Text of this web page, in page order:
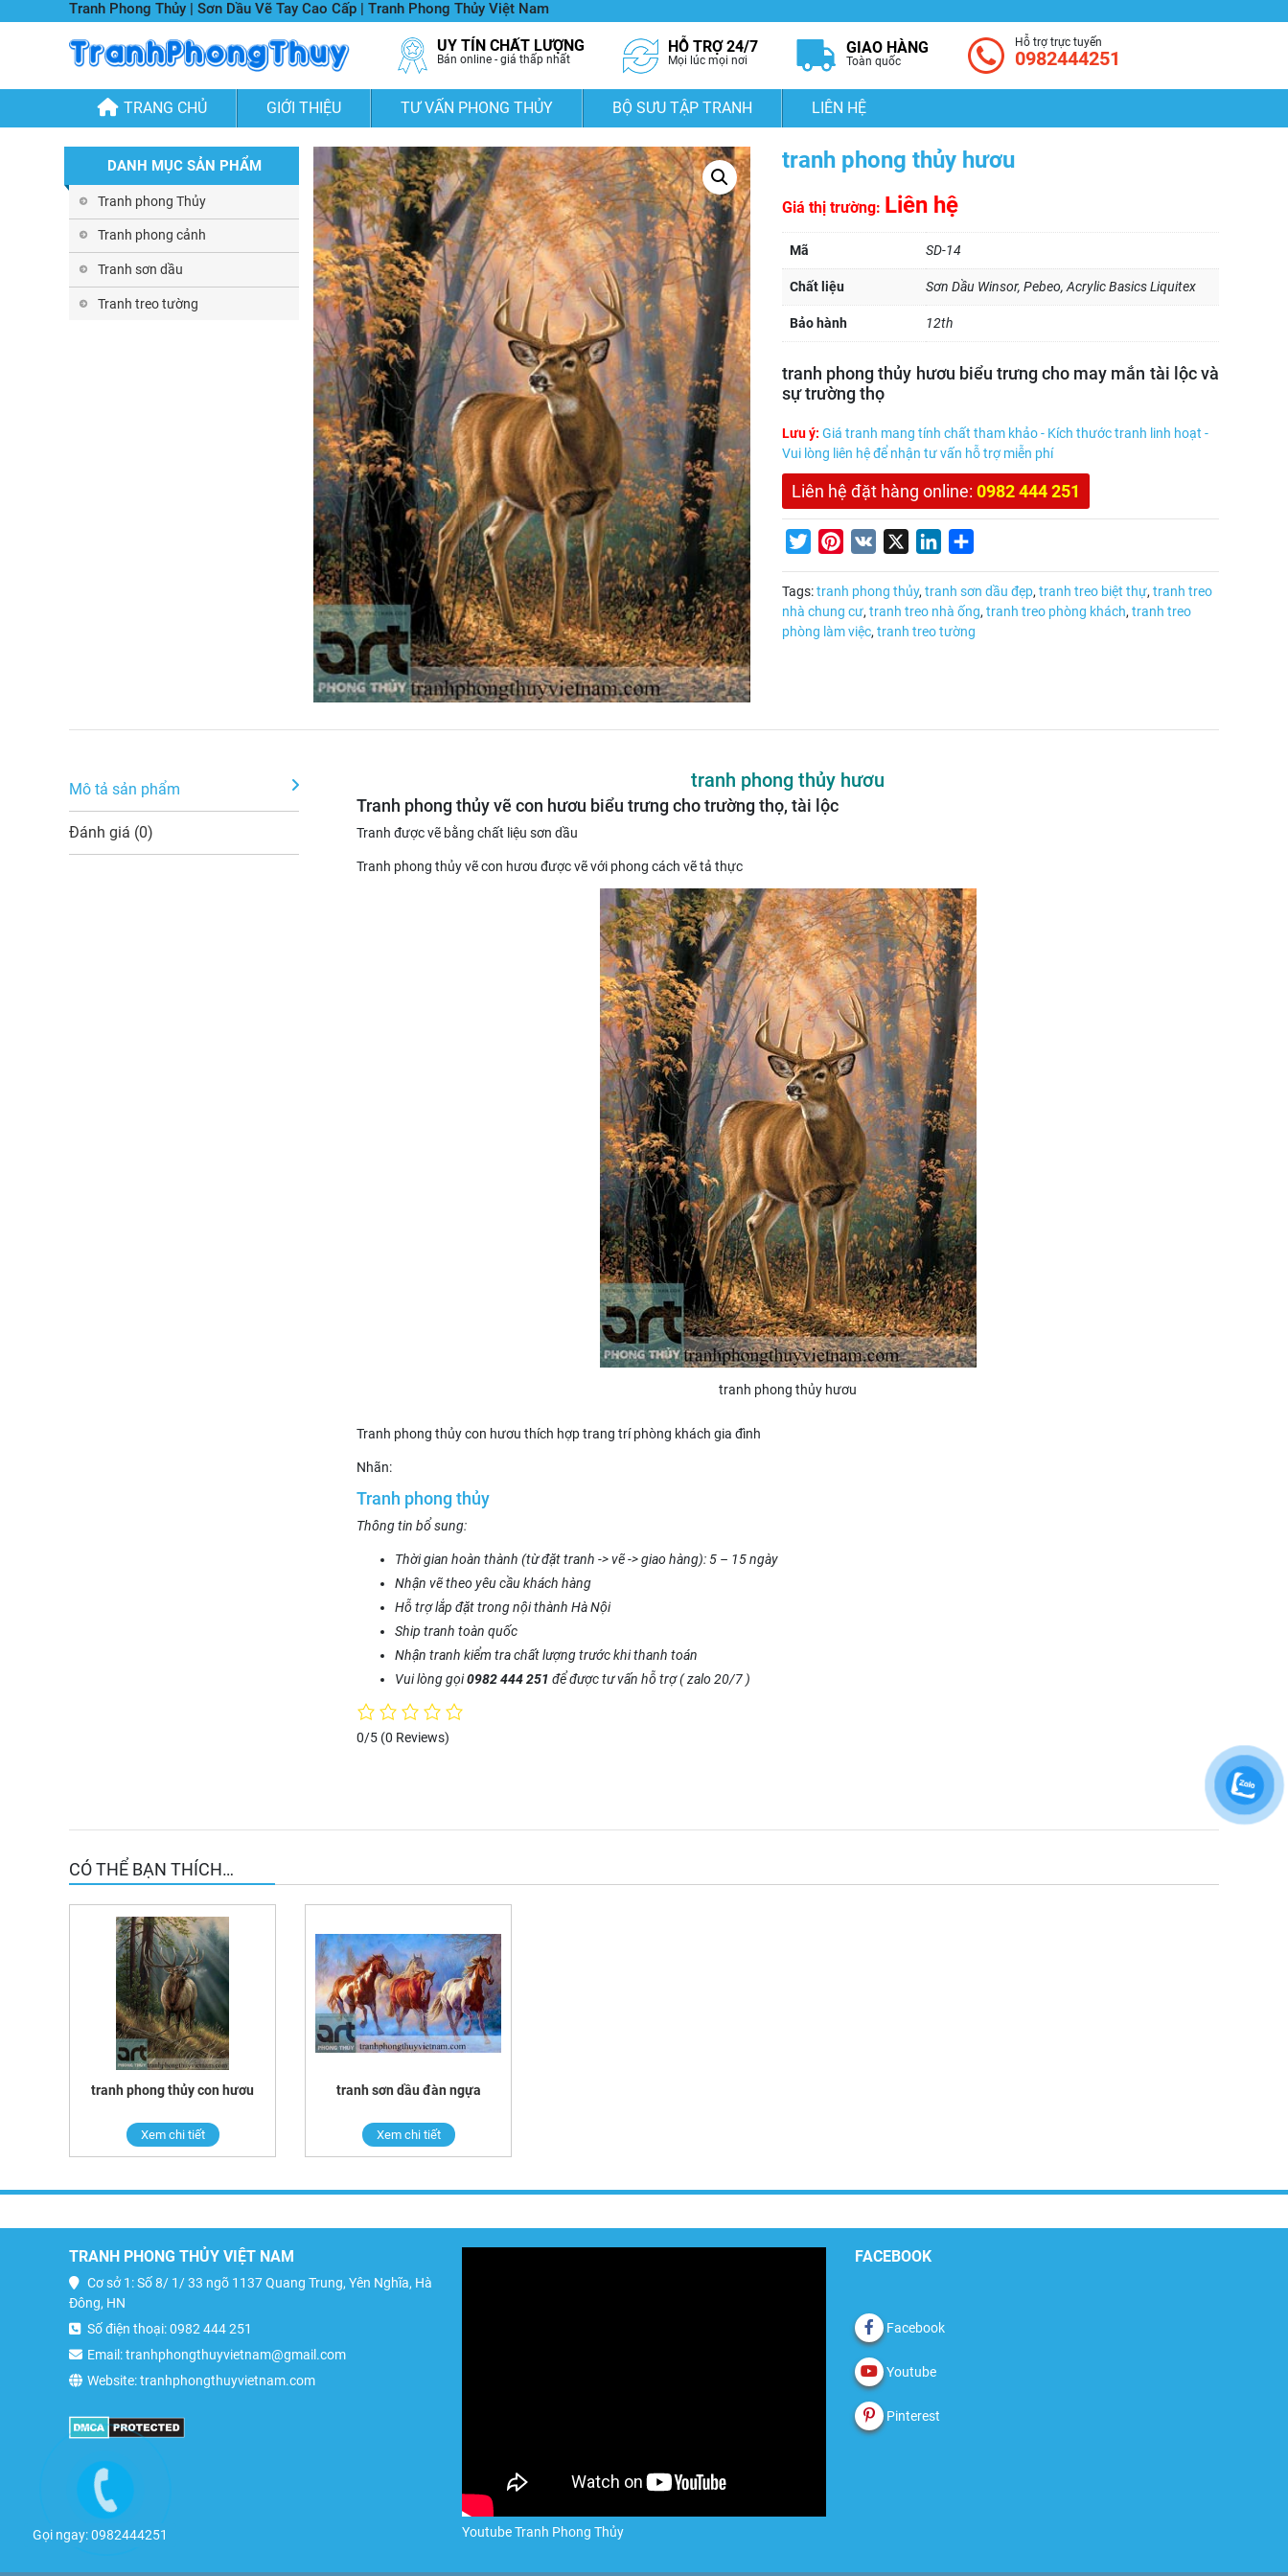
Tranh Phong Thủy | Sơn Dầu Vẽ Tay Cao Cấp | Tranh Phong Thủy Việt Nam
UY TÍN CHẤT LƯỢNG
Bán online - giá thấp nhất
HỖ TRỢ 24/7
Mọi lúc mọi nơi
GIAO HÀNG
Toàn quốc
Hỗ trợ trực tuyến
0982444251
TRANG CHỦ GIỚI THIỆU TƯ VẤN PHONG THỦY BỘ SƯU TẬP TRANH LIÊN HỆ
DANH MỤC SẢN PHẨM
Tranh phong Thủy
Tranh phong cảnh
Tranh sơn dầu
Tranh treo tường
tranh phong thủy hươu
Giá thị trường: Liên hệ
Mã SD-14
Chất liệu Sơn Dầu Winsor, Pebeo, Acrylic Basics Liquitex
Bảo hành 12th
tranh phong thủy hươu biểu trưng cho may mắn tài lộc và
sự trường thọ
Lưu ý: Giá tranh mang tính chất tham khảo - Kích thước tranh linh hoạt -
Vui lòng liên hệ để nhận tư vấn hỗ trợ miễn phí
Liên hệ đặt hàng online: 0982 444 251
TwitterPinterest
VK LinkedIn
Tags:tranh phong thủy, tranh sơn dầu đẹp, tranh treo biệt thự, tranh treo
nhà chung cư, tranh treo nhà ống, tranh treo phòng khách, tranh treo
phòng làm việc, tranh treo tường
Mô tả sản phẩm
Đánh giá (0)
tranh phong thủy hươu
Tranh phong thủy vẽ con hươu biểu trưng cho trường thọ, tài lộc
Tranh được vẽ bằng chất liệu sơn dầu
Tranh phong thủy vẽ con hươu được vẽ với phong cách vẽ tả thực
tranh phong thủy hươu
Tranh phong thủy con hươu thích hợp trang trí phòng khách gia đình
Nhãn:
Tranh phong thủy
Thông tin bổ sung:
Thời gian hoàn thành (từ đặt tranh -> vẽ -> giao hàng): 5 – 15 ngày
Nhận vẽ theo yêu cầu khách hàng
Hỗ trợ lắp đặt trong nội thành Hà Nội
Ship tranh toàn quốc
Nhận tranh kiểm tra chất lượng trước khi thanh toán
Vui lòng gọi0982 444 251 để được tư vấn hỗ trợ ( zalo 20/7 )
0/5 (0 Reviews)
CÓ THỂ BẠN THÍCH…
tranh phong thủy con hươu
Xem chi tiết
tranh sơn dầu đàn ngựa
Xem chi tiết
TRANH PHONG THỦY VIỆT NAM
Cơ sở 1: Số 8/ 1/ 33 ngõ 1137 Quang Trung, Yên Nghĩa, Hà
Đông, HN
Số điện thoại: 0982 444 251
Email: tranhphongthuyvietnam@gmail.com
Website: tranhphongthuyvietnam.com
Youtube Tranh Phong Thủy
FACEBOOK
Facebook
Youtube
Pinterest
Gọi ngay: 0982444251